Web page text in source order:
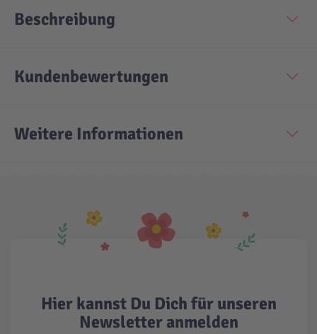
Beschreibung
Kundenbewertungen
Weitere Informationen
Hier kannst Du Dich für unseren
Newsletter anmelden